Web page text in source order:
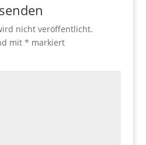
nicht veröffentlicht.
mit * markiert